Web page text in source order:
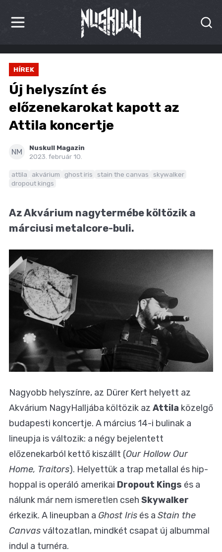
HÍREK
KRITIKÁK
BESZÁMOLÓK
INTERJÚK
PREMIEREK
BLOG
HÍREK
Új helyszínt és
előzenekarokat kapott az
Attila koncertje
NM
Nuskull Magazin
2023. február 10.
attila akvárium ghost iris stain the canvas
skywalker
dropout kings
Az Akvárium nagytermébe költözik a
márciusi metalcore-buli.
Nagyobb helyszínre, az Dürer Kert helyett az
Akvárium NagyHalljába költözik az Attila közelgő
budapesti koncertje. A március 14-i bulinak a
lineupja is változik: a négy bejelentett
előzenekarból kettő kiszállt (Our Hollow Our
Home, Traitors). Helyettük a trap metallal és hip-
hoppal is operáló amerikai Dropout Kings és a
nálunk már nem ismeretlen cseh Skywalker
érkezik. A lineupban a Ghost Iris és a Stain the
Canvasváltozatlan, mindkét csapat új albummal
indul a turnéra.